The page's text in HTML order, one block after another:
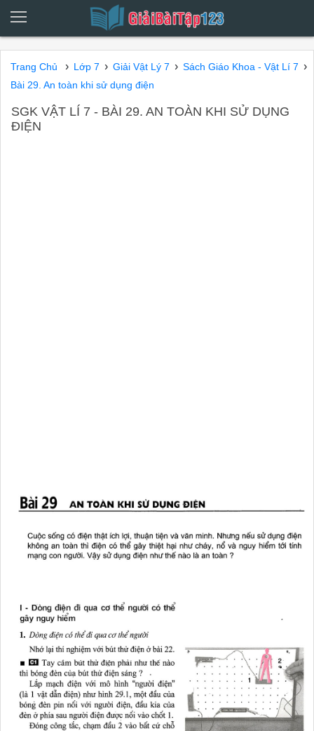
Trang Chủ › Lớp 7 › Giải Vật Lý 7 › Sách Giáo Khoa - Vật Lí 7 ›
Bài 29. An toàn khi sử dụng điện
SGK VẬT LÍ 7 - BÀI 29. AN TOÀN KHI SỬ DỤNG
ĐIỆN